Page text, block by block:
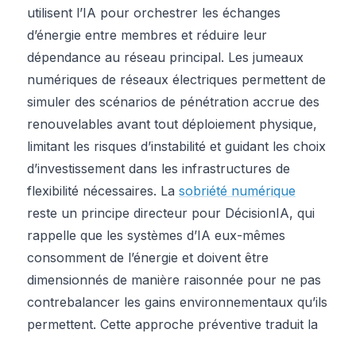
utilisent l’IA pour orchestrer les échanges
d’énergie entre membres et réduire leur
dépendance au réseau principal. Les jumeaux
numériques de réseaux électriques permettent de
simuler des scénarios de pénétration accrue des
renouvelables avant tout déploiement physique,
limitant les risques d’instabilité et guidant les choix
d’investissement dans les infrastructures de
flexibilité nécessaires. La sobriété numérique
reste un principe directeur pour DécisionIA, qui
rappelle que les systèmes d’IA eux-mêmes
consomment de l’énergie et doivent être
dimensionnés de manière raisonnée pour ne pas
contrebalancer les gains environnementaux qu’ils
permettent. Cette approche préventive traduit la